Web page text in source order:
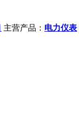
主营产品： 电力仪表